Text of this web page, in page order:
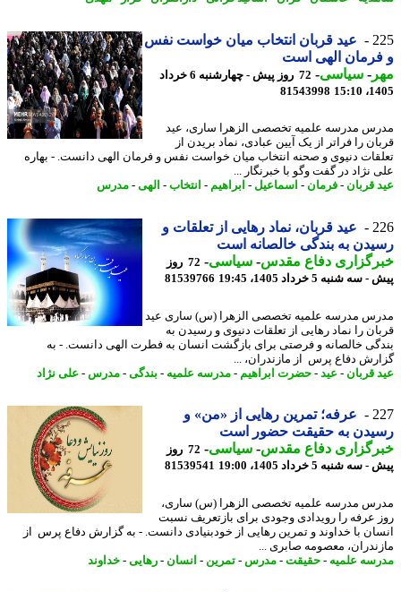
عید قربان انتخاب میان خواست نفس
الهی است
-سیاسی-
72 روز پیش - چهارشنبه 6 خرداد
81543998
مدرسه علمیه تخصصی الزهرا ساری، عید
را فراتر از یک آیین عبادی، نماد بریدن از
دنیوی و صحنه انتخاب میان خواست نفس و فرمان الهی دانست. - بهاره
نژاد در گفت وگو با خبرنگار ...
قربان-فرمان -اسماعیل-ابراهیم -انتخاب-الهی -مدرس
عید قربان، نماد رهایی از تعلقات و
به بندگی خالصانه است
دفاع مقدس-سیاسی-
72 روز
شنبه 5 خرداد 1405، 19:45
81539766
مدرسه علمیه تخصصی الزهرا (س) ساری عید
را نماد رهایی از تعلقات دنیوی و رسیدن به
خالصانه و فرصتی برای بازگشت انسان به فطرت الهی دانست. - به
دفاع پرس از مازندران، ...
قربان-عید-حضرت ابراهیم -مدرسه علمیه-بندگی-مدرس-علی نژاد
عرفه؛ تمرین رهایی از «من» و
به حقیقت حضور است
دفاع مقدس-سیاسی-
72 روز
شنبه 5 خرداد 1405، 19:00
81539541
مدرسه علمیه تخصصی الزهرا (س) ساری،
عرفه را رویدادی وجودی برای بازتعریف نسبت
با خداوند و تمرین رهایی از خودبنیادی دانست. - به گزارش دفاع پرس از
معصومه صابری ...
علمیه-حقیقت-مدرس-تمرین- انسان-رهایی-خداوند